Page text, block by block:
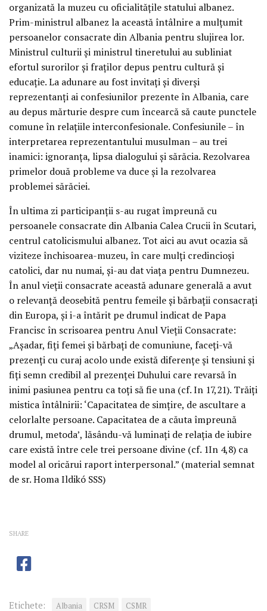
organizată la muzeu cu oficialităţile statului albanez.
Prim-ministrul albanez la această întâlnire a mulţumit
persoanelor consacrate din Albania pentru slujirea lor.
Ministrul culturii şi ministrul tineretului au subliniat
efortul surorilor şi fraţilor depus pentru cultură şi
educaţie. La adunare au fost invitaţi şi diverşi
reprezentanţi ai confesiunilor prezente în Albania, care
au depus mărturie despre cum încearcă să caute punctele
comune în relaţiile interconfesionale. Confesiunile – în
interpretarea reprezentantului musulman – au trei
inamici: ignoranţa, lipsa dialogului şi sărăcia. Rezolvarea
primelor două probleme va duce şi la rezolvarea
problemei sărăciei.
În ultima zi participanţii s-au rugat împreună cu
persoanele consacrate din Albania Calea Crucii în Scutari,
centrul catolicismului albanez. Tot aici au avut ocazia să
viziteze închisoarea-muzeu, în care mulţi credincioşi
catolici, dar nu numai, şi-au dat viaţa pentru Dumnezeu.
În anul vieţii consacrate această adunare generală a avut
o relevanţă deosebită pentru femeile şi bărbaţii consacraţi
din Europa, şi i-a întărit pe drumul indicat de Papa
Francisc în scrisoarea pentru Anul Vieţii Consacrate:
„Aşadar, fiţi femei şi bărbaţi de comuniune, faceţi-vă
prezenţi cu curaj acolo unde există diferenţe şi tensiuni şi
fiţi semn credibil al prezenţei Duhului care revarsă în
inimi pasiunea pentru ca toţi să fie una (cf. In 17,21). Trăiţi
mistica întâlnirii: ‘Capacitatea de simţire, de ascultare a
celorlalte persoane. Capacitatea de a căuta împreună
drumul, metoda’, lăsându-vă luminaţi de relaţia de iubire
care există între cele trei persoane divine (cf. 1In 4,8) ca
model al oricărui raport interpersonal.” (material semnat
de sr. Homa Ildikó SSS)
SHARE
Etichete: Albania CRSM CSMR